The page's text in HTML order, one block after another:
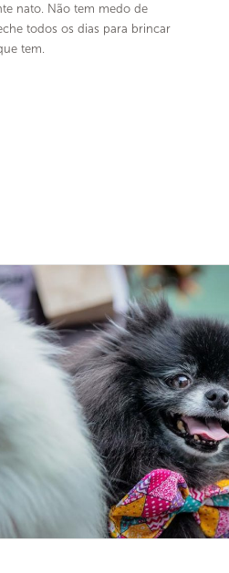
nato. Não tem medo de
todos os dias para brincar
tem.